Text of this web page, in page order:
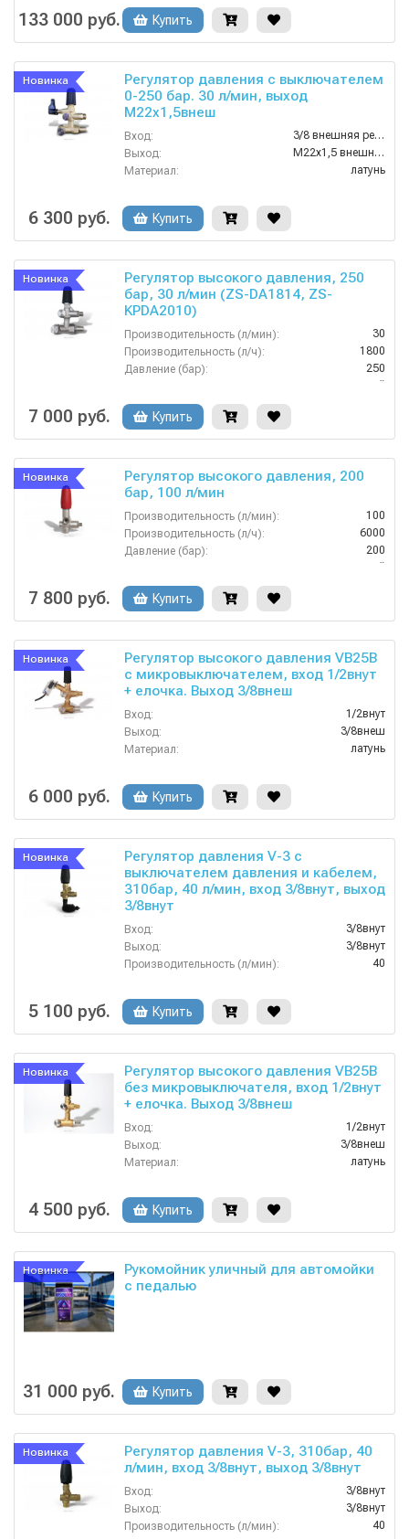
Страна-производитель:
133 000 руб. Купить
Новинка
Регулятор давления с выключателем
0-250 бар. 30 л/мин, выход
M22х1,5внеш
Вход:
3/8 внешняя резьба
Выход:
M22х1,5 внешняя резьба
Материал:
латунь
Температура (°C):
6 300 руб. Купить
Новинка
Регулятор высокого давления, 250
бар, 30 л/мин (ZS-DA1814, ZS-
KPDA2010)
Производительность (л/мин):
30
Производительность (л/ч):
1800
Давление (бар):
250
7 000 руб. Купить
Новинка
Регулятор высокого давления, 200
бар, 100 л/мин
Производительность (л/мин):
100
Производительность (л/ч):
6000
Давление (бар):
200
7 800 руб. Купить
Новинка
Регулятор высокого давления VB25B
с микровыключателем, вход 1/2внут
+ елочка. Выход 3/8внеш
Вход:
1/2внут
Выход:
3/8внеш
Материал:
латунь
Температура (°C):
6 000 руб. Купить
Новинка
Регулятор давления V-3 с
выключателем давления и кабелем,
310бар, 40 л/мин, вход 3/8внут, выход
3/8внут
Вход:
3/8внут
Выход:
3/8внут
Производительность (л/мин):
40
Страна-производитель:
5 100 руб. Купить
Новинка
Регулятор высокого давления VB25B
без микровыключателя, вход 1/2внут
+ елочка. Выход 3/8внеш
Вход:
1/2внут
Выход:
3/8внеш
Материал:
латунь
Температура (°C):
4 500 руб. Купить
Новинка
Рукомойник уличный для автомойки
с педалью
31 000 руб. Купить
Новинка
Регулятор давления V-3, 310бар, 40
л/мин, вход 3/8внут, выход 3/8внут
Вход:
3/8внут
Выход:
3/8внут
Производительность (л/мин):
40